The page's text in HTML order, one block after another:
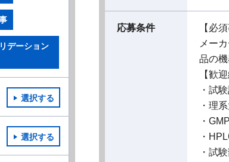
応募条件
【必
メー
品の
【歓
・試
・理
・
・
・試
デーション
選択する
選択する